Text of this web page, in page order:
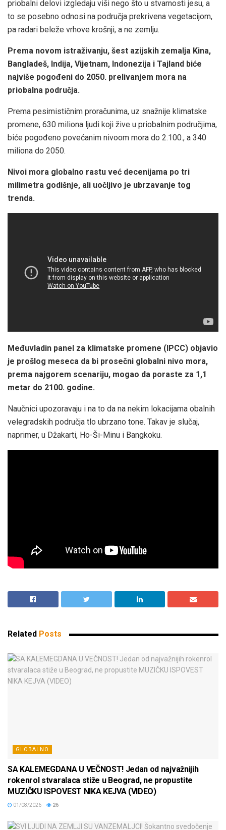
priobalni delovi izgledaju viši nego što u stvarnosti jesu, a
to se posebno odnosi na područja prekrivena vegetacijom,
pa radari beleže vrhove krošnji, a ne zemlju.
Prema novom istraživanju, šest azijskih zemalja Kina,
Bangladeš, Indija, Vijetnam, Indonezija i Tajland biće
najviše pogođeni do 2050. prelivanjem mora na
priobalna područja.
Prema pesimističnim proračunima, uz snažnije klimatske
promene, 630 miliona ljudi koji žive u priobalnim područjima,
biće pogođeno povećanim nivoom mora do 2.100., a 340
miliona do 2050.
Nivoi mora globalno rastu već decenijama po tri
milimetra godišnje, ali uočljivo je ubrzavanje tog
trenda.
Međuvladin panel za klimatske promene (IPCC) objavio
je prošlog meseca da bi prosečni globalni nivo mora,
prema najgorem scenariju, mogao da poraste za 1,1
metar do 2100. godine.
Naučnici upozoravaju i na to da na nekim lokacijama obalnih
velegradskih područja tlo ubrzano tone. Takav je slučaj,
naprimer, u Džakarti, Ho-Ši-Minu i Bangkoku.
Related Posts
GLOBALNO
SA KALEMEGDANA U VEČNOST! Jedan od najvažnijih
rokenrol stvaralaca stiže u Beograd, ne propustite
MUZIČKU ISPOVEST NIKA KEJVA (VIDEO)
01/08/2026 26